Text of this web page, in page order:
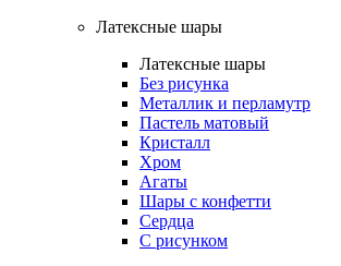
Латексные шары
Латексные шары
Без рисунка
Металлик и перламутр
Пастель матовый
Кристалл
Хром
Агаты
Шары с конфетти
Сердца
С рисунком